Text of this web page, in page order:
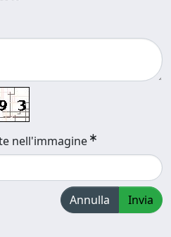
nell'immagine
Annulla Invia